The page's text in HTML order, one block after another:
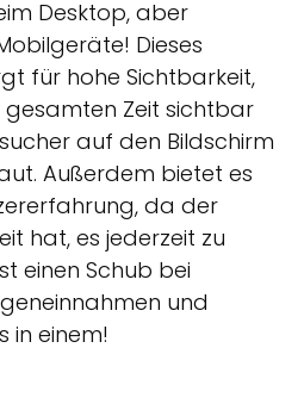
Desktop, aber
Dieses
für hohe Sichtbarkeit,
Zeit sichtbar
auf den Bildschirm
Außerdem bietet es
da der
hat, es jederzeit zu
einen Schub bei
und
in einem!